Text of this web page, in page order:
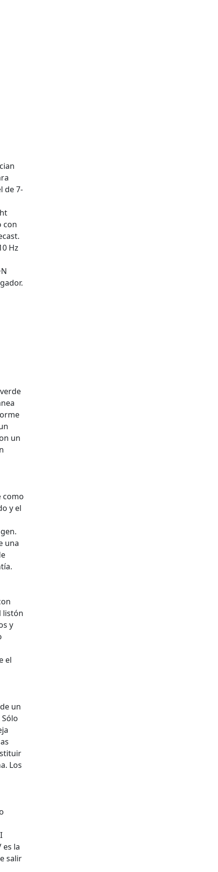
de 7-
con
Hz
un
como
y el
una
listón
y
el
un
Los
es la
salir